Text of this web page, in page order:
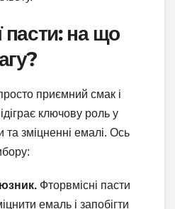
пасти: на що
приємний смак і
ключову роль у
та зміцненні емалі. Ось
Фторвмісні пасти
емаль і запобігти